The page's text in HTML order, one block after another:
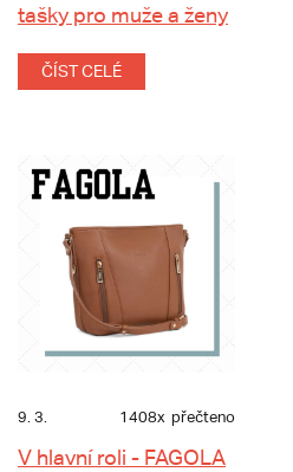
tašky pro muže a ženy
ČÍST CELÉ
9. 3. 1408x přečteno
V hlavní roli - FAGOLA